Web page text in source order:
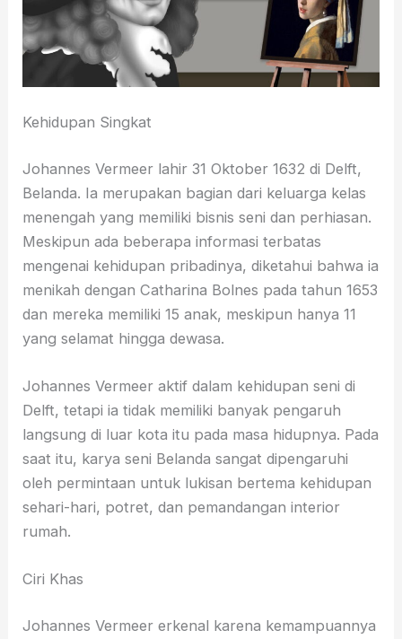
Kehidupan Singkat
Johannes Vermeer lahir 31 Oktober 1632 di Delft,
Belanda. Ia merupakan bagian dari keluarga kelas
menengah yang memiliki bisnis seni dan perhiasan.
Meskipun ada beberapa informasi terbatas
mengenai kehidupan pribadinya, diketahui bahwa ia
menikah dengan Catharina Bolnes pada tahun 1653
dan mereka memiliki 15 anak, meskipun hanya 11
yang selamat hingga dewasa.
Johannes Vermeer aktif dalam kehidupan seni di
Delft, tetapi ia tidak memiliki banyak pengaruh
langsung di luar kota itu pada masa hidupnya. Pada
saat itu, karya seni Belanda sangat dipengaruhi
oleh permintaan untuk lukisan bertema kehidupan
sehari-hari, potret, dan pemandangan interior
rumah.
Ciri Khas
Johannes Vermeer erkenal karena kemampuannya